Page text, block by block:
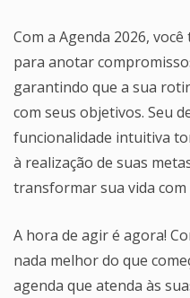
Com a Agenda 2026,
para anotar
garantindo que a sua
com seus objetivos. Seu
funcionalidade intuitiva
à realização de suas
transformar sua vida
A hora de agir é agora!
nada melhor do que
agenda que atenda às